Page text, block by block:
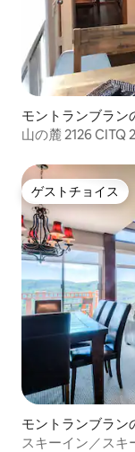
モントランブラン
山の麓 2126
ゲストチョイス
ゲストチョイス
モントランブラン
スキーイン／スキ